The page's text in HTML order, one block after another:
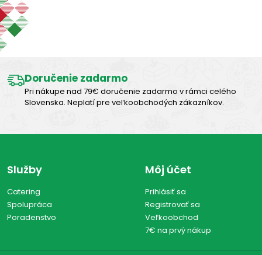
Vymazať filtre
Doručenie zadarmo
Pri nákupe nad 79€ doručenie zadarmo v rámci celého
Slovenska. Neplatí pre veľkoobchodých zákazníkov.
Služby
Catering
Spolupráca
Poradenstvo
Môj účet
Prihlásiť sa
Registrovať sa
Veľkoobchod
7€ na prvý nákup